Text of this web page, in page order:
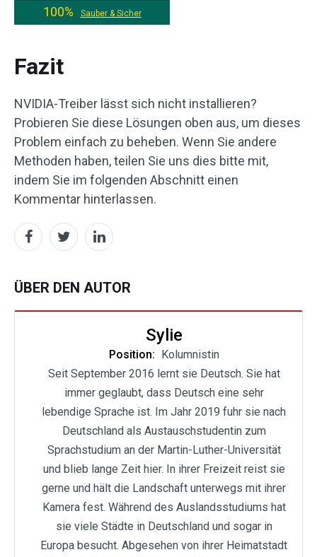
100%
Sauber & Sicher
Fazit
NVIDIA-Treiber lässt sich nicht installieren?
Probieren Sie diese Lösungen oben aus, um dieses
Problem einfach zu beheben. Wenn Sie andere
Methoden haben, teilen Sie uns dies bitte mit,
indem Sie im folgenden Abschnitt einen
Kommentar hinterlassen.
ÜBER DEN AUTOR
Sylie
Position: Kolumnistin
Seit September 2016 lernt sie Deutsch. Sie hat
immer geglaubt, dass Deutsch eine sehr
lebendige Sprache ist. Im Jahr 2019 fuhr sie nach
Deutschland als Austauschstudentin zum
Sprachstudium an der Martin-Luther-Universität
und blieb lange Zeit hier. In ihrer Freizeit reist sie
gerne und hält die Landschaft unterwegs mit ihrer
Kamera fest. Während des Auslandsstudiums hat
sie viele Städte in Deutschland und sogar in
Europa besucht. Abgesehen von ihrer Heimatstadt